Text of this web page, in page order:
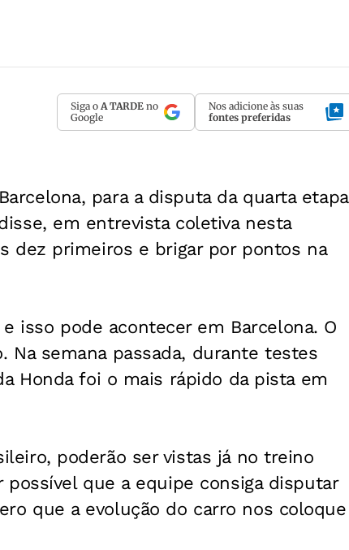
Siga o A TARDE no
Google
Nos adicione às suas
fontes preferidas
para a disputa da quarta etapa
em entrevista coletiva nesta
dez primeiros e brigar por pontos na
isso pode acontecer em Barcelona. O
Na semana passada, durante testes
Honda foi o mais rápido da pista em
poderão ser vistas já no treino
que a equipe consiga disputar
que a evolução do carro nos coloque